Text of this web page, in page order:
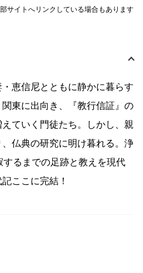
サイトへリンクしている場合もあります
恵信尼とともに静かに暮らす
東に出向き、『教行信証』の
ていく門徒たち。しかし、親
仏典の研究に明け暮れる。浄
るまでの足跡と教えを現代
ここに完結！